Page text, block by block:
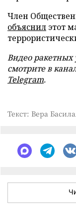
Член
объяснил этот
Видео ракетных
смотрите в
Telegram.
Текст: Вера